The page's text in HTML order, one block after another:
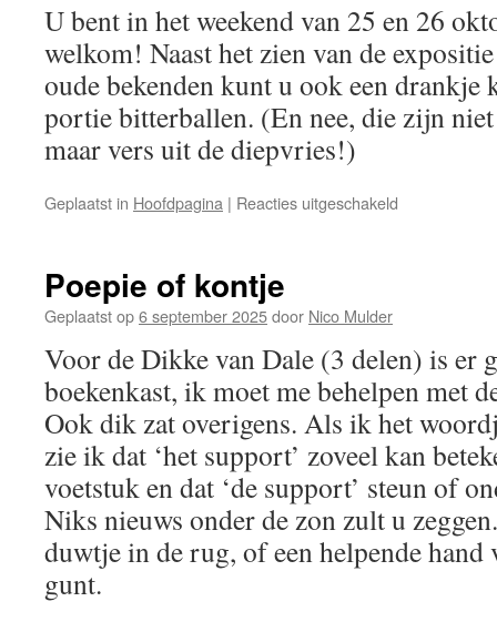
U bent in het weekend van 25 en 26
welkom! Naast het zien van de
oude bekenden kunt u ook een drankje
portie bitterballen. (En nee, die zijn
maar vers uit de diepvries!)
Geplaatst in Hoofdpagina | Reacties uitgeschakeld
Poepie of kontje
Geplaatst op6 september 2025door Nico Mulder
Voor de Dikke van Dale (3 delen) is er
boekenkast, ik moet me behelpen met
Ook dik zat overigens. Als ik het
zie ik dat ‘het support’ zoveel kan
voetstuk en dat ‘de support’ steun of
Niks nieuws onder de zon zult u
duwtje in de rug, of een helpende hand
gunt.